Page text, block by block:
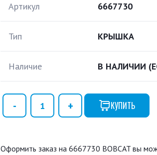
Артикул 6667730
Тип КРЫШКА
Наличие В НАЛИЧИИ
КУПИТЬ
Оформить заказ на 6667730 BOBCAT вы